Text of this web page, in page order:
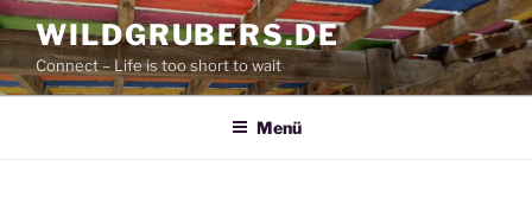
Zum
Inhalt
springen
WILDGRUBERS.DE
Connect – Life is too short to wait
Menü